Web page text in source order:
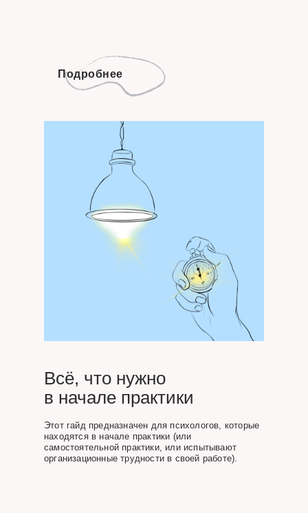
Подробнее
Всё, что нужно
в начале практики
Этот гайд предназначен для психологов, которые
находятся в начале практики (или
самостоятельной практики, или испытывают
организационные трудности в своей работе).